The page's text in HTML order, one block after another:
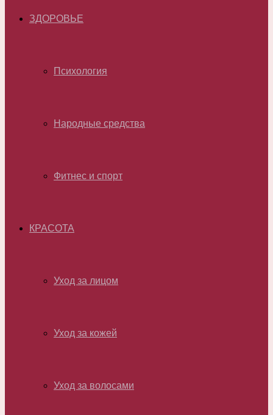
ЗДОРОВЬЕ
Психология
Народные средства
Фитнес и спорт
КРАСОТА
Уход за лицом
Уход за кожей
Уход за волосами